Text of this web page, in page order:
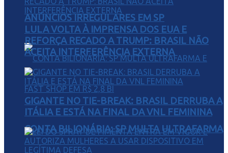
ANÚNCIOS IRREGULARES EM SP
CONTA BILIONÁRIA: SP MULTA ULTRAFARMA
LULA VOLTA À IMPRENSA DOS EUA E
REFORÇA RECADO A TRUMP: BRASIL NÃO
ACEITA INTERFERÊNCIA EXTERNA
GIGANTE NO TIE-BREAK: BRASIL DERRUBA A
ITÁLIA E ESTÁ NA FINAL DA VNL FEMININA